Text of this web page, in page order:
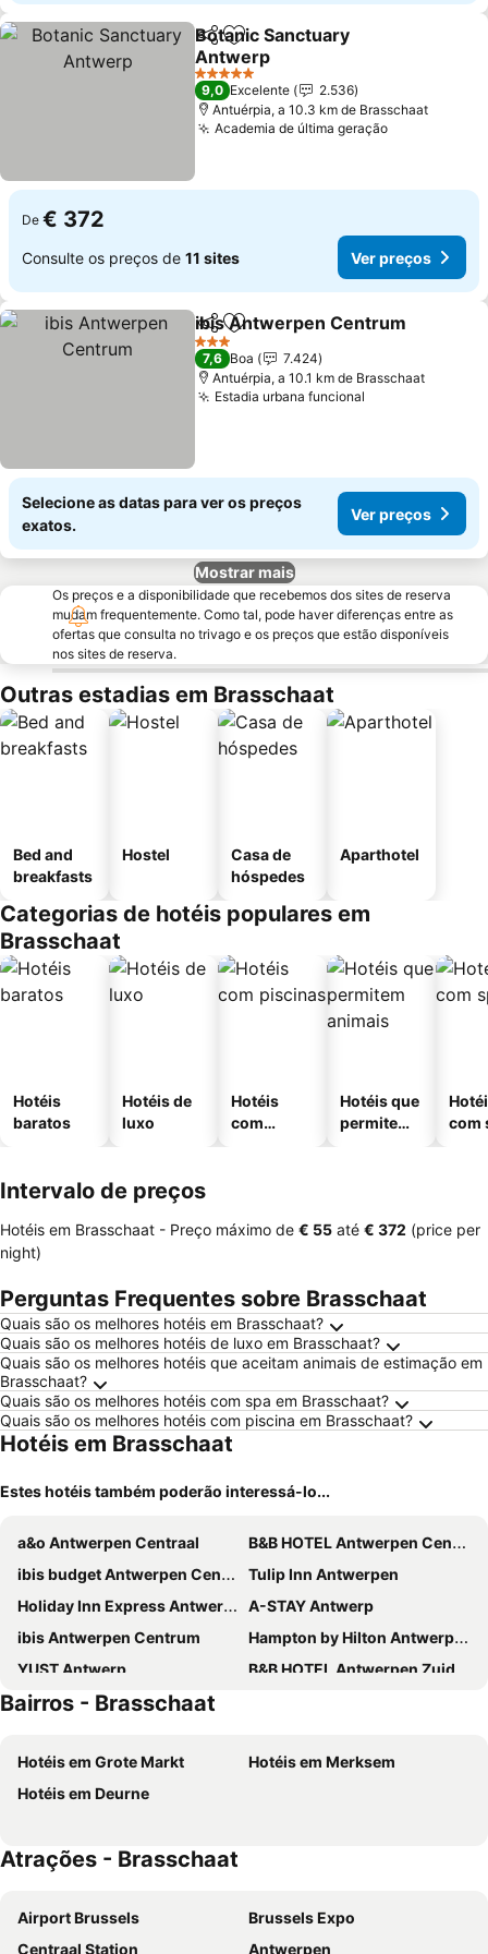
PartilharAdicionar aos favoritos
Botanic Sanctuary
Antwerp
5 Estrelas
9,0 Excelente
2.536
Antuérpia, a 10.3 km de Brasschaat
Academia de última geração
De € 372
Consulte os preços de 11 sites Ver preços
PartilharAdicionar aos favoritos
ibis Antwerpen Centrum
3 Estrelas
7,6 Boa
7.424
Antuérpia, a 10.1 km de Brasschaat
Estadia urbana funcional
Selecione as datas para ver os preços
exatos.
Ver preços
Mostrar mais
Os preços e a disponibilidade que recebemos dos sites de reserva
mudam frequentemente. Como tal, pode haver diferenças entre as
ofertas que consulta no trivago e os preços que estão disponíveis
nos sites de reserva.
Outras estadias em Brasschaat
Bed and
breakfasts
Hostel
Casa de
hóspedes
Aparthotel
Categorias de hotéis populares em
Brasschaat
Hotéis
baratos
Hotéis de
luxo
Hotéis
com
Hotéis que
permitem
com
Intervalo de preços
Hotéis em Brasschaat - Preço máximo de ‎€ 55 até ‎€ 372 (price per
night)
Perguntas Frequentes sobre Brasschaat
Quais são os melhores hotéis em Brasschaat?
Quais são os melhores hotéis de luxo em Brasschaat?
Quais são os melhores hotéis que aceitam animais de estimação em
Brasschaat?
Quais são os melhores hotéis com spa em Brasschaat?
Quais são os melhores hotéis com piscina em Brasschaat?
Hotéis em Brasschaat
Estes hotéis também poderão interessá-lo...
a&o Antwerpen Centraal
B&B HOTEL Antwerpen Centrum
ibis budget Antwerpen Centraal Station
Tulip Inn Antwerpen
Holiday Inn Express Antwerp City - North By Ihg
A-STAY Antwerp
ibis Antwerpen Centrum
Hampton by Hilton Antwerp Central Station
YUST Antwerp
B&B HOTEL Antwerpen Zuid
Hilton Antwerp Old Town
Hotel Rubenshof
Novotel Antwerpen
Radisson Blu Hotel, Antwerp City Centre
Trip Inn Eden Antwerpen
Hotel Jamingo
Aparthotel Adagio Antwerp City Center
Bairros - Brasschaat
Hotéis em Grote Markt
Hotéis em Merksem
Hotéis em Deurne
Atrações - Brasschaat
Airport Brussels
Brussels Expo
Centraal Station
Antwerpen